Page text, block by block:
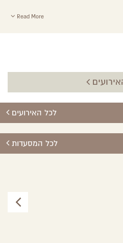
Read More
לכל האירועים
לכל המסעדות